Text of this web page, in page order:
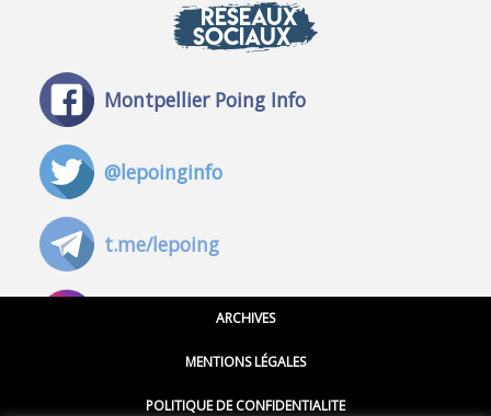
RÉSEAUX
SOCIAUX
Montpellier Poing Info
@lepoinginfo
t.me/lepoing
@montpellierpoinginfo
ARCHIVES
MENTIONS LÉGALES
POLITIQUE DE CONFIDENTIALITE